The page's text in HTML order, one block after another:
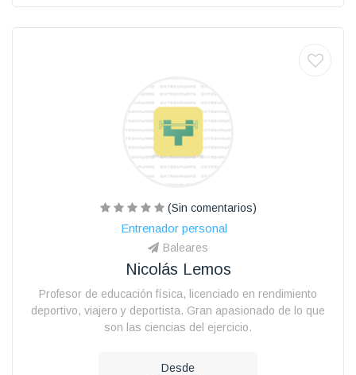
(Sin comentarios)
Entrenador personal
Baleares
Nicolás Lemos
Profesor de educación física, licenciado en rendimiento
deportivo, viajero y deportista. Gran apasionado de lo que
son las ciencias del ejercicio.
Desde